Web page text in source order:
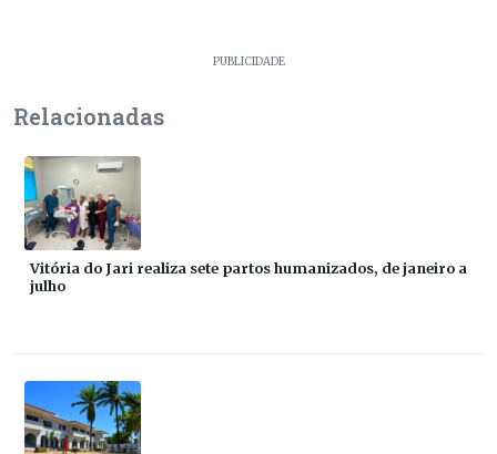
PUBLICIDADE
Relacionadas
Vitória do Jari realiza sete partos humanizados, de janeiro a
julho